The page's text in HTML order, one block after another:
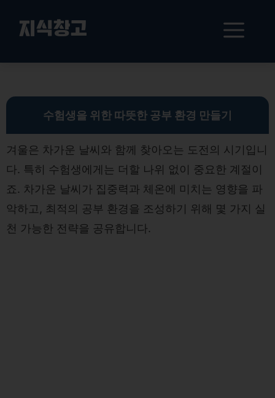
뛰
지식창고
메
뉴
수험생을 위한 따뜻한 공부 환경 만들기
겨울은 차가운 날씨와 함께 찾아오는 도전의 시기입니
다. 특히 수험생에게는 더할 나위 없이 중요한 계절이
죠. 차가운 날씨가 집중력과 체온에 미치는 영향을 파
악하고, 최적의 공부 환경을 조성하기 위해 몇 가지 실
천 가능한 전략을 공유합니다.